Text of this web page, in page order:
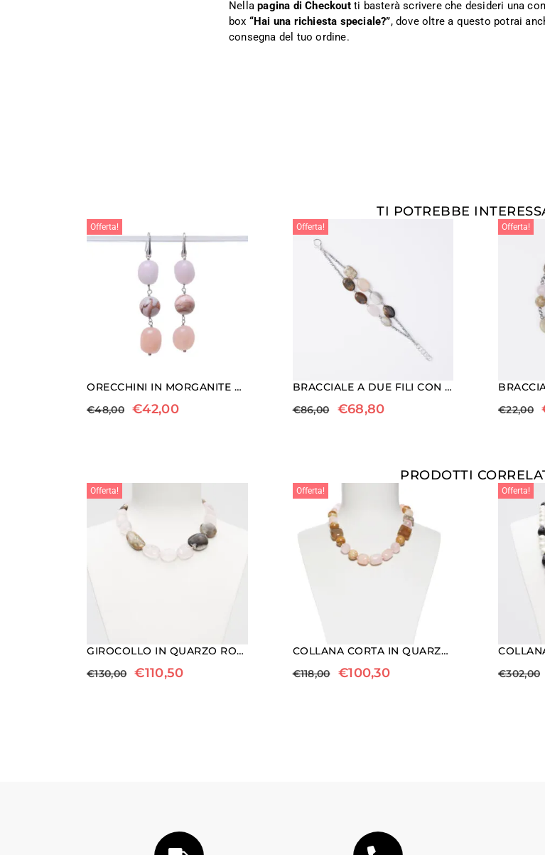
Nellapagina di Checkoutti basterà scrivere che desideri una
box “Hai una richiesta speciale?”, dove oltre a questo potrai
consegna del tuo ordine.
TI POTREBBE
Offerta!
ORECCHINI IN MORGANITE ED AGATA BOTSWANA ROSA
€48,00 €42,00
Offerta!
BRACCIALE A DUE FILI CON MORGANITE, CORALLO FOSSILE E LEGNO FOSSILE
€86,00 €68,80
Offerta!
€22,00
PRODOTTI
Offerta!
GIROCOLLO IN QUARZO ROSA E LEGNO FOSSILE
€130,00 €110,50
Offerta!
COLLANA CORTA IN QUARZO ROSA E DIASPRO PAESAGGIO
€118,00 €100,30
Offerta!
€302,00